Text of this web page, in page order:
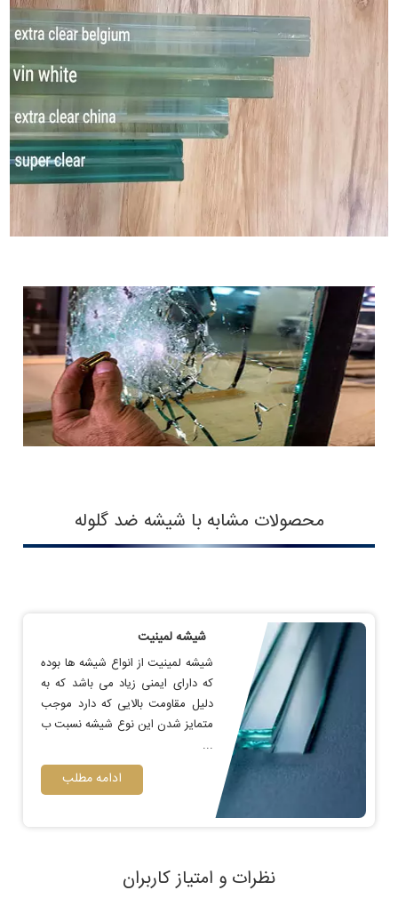
محصولات مشابه با شیشه ضد گلوله
شیشه لمینیت
شیشه لمینیت از انواع شیشه ها بوده
که دارای ایمنی زیاد می باشد که به
دلیل مقاومت بالایی که دارد موجب
متمایز شدن این نوع شیشه نسبت ب
...
ادامه مطلب
نظرات و امتیاز کاربران